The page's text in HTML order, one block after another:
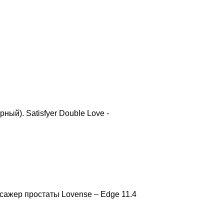
Satisfyer Double Love -
простаты Lovense – Edge 11.4